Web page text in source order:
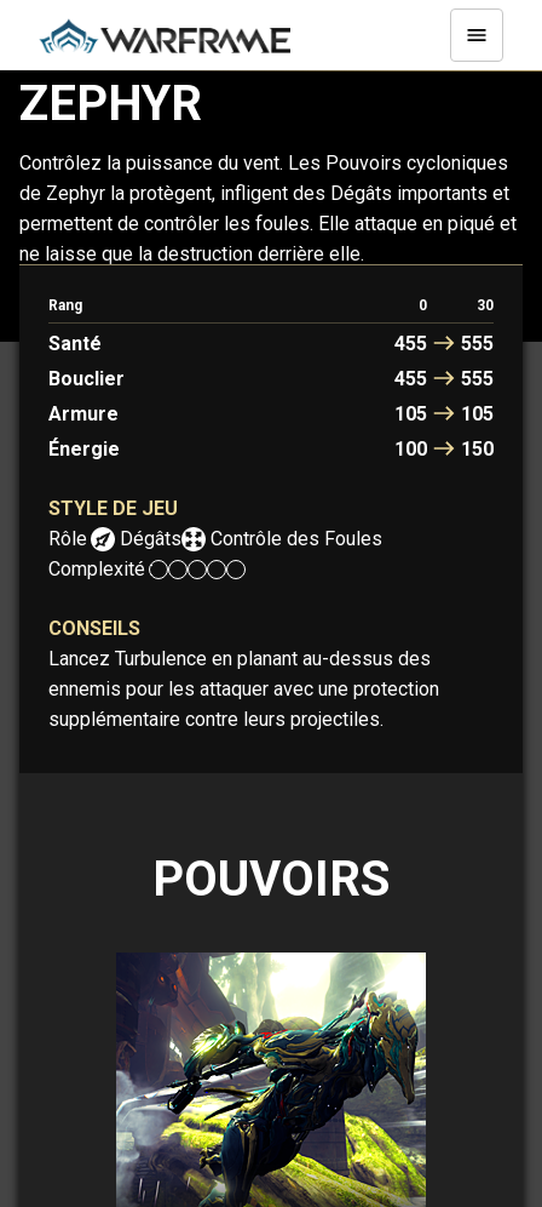
ZEPHYR
Contrôlez la puissance du vent. Les Pouvoirs cycloniques
de Zephyr la protègent, infligent des Dégâts importants et
permettent de contrôler les foules. Elle attaque en piqué et
ne laisse que la destruction derrière elle.
Rang 0 30
Santé 455
555
Bouclier
455
555
Armure
105
105
Énergie
100 150
STYLE DE JEU
Rôle :
Dégâts
Contrôle des Foules
Complexité :
CONSEILS
Lancez Turbulence en planant au-dessus des
ennemis pour les attaquer avec une protection
supplémentaire contre leurs projectiles.
POUVOIRS